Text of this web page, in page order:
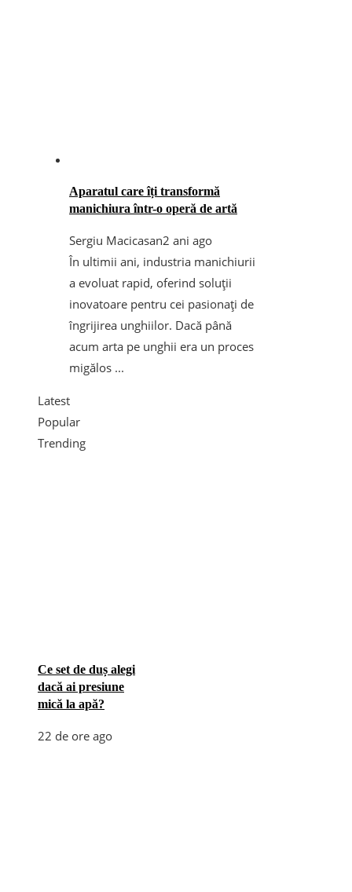
Aparatul care îți transformă
manichiura într-o operă de artă
Sergiu Macicasan2 ani ago
În ultimii ani, industria manichiurii
a evoluat rapid, oferind soluții
inovatoare pentru cei pasionați de
îngrijirea unghiilor. Dacă până
acum arta pe unghii era un proces
migălos ...
Latest
Popular
Trending
Ce set de duș alegi
dacă ai presiune
mică la apă?
22 de ore ago